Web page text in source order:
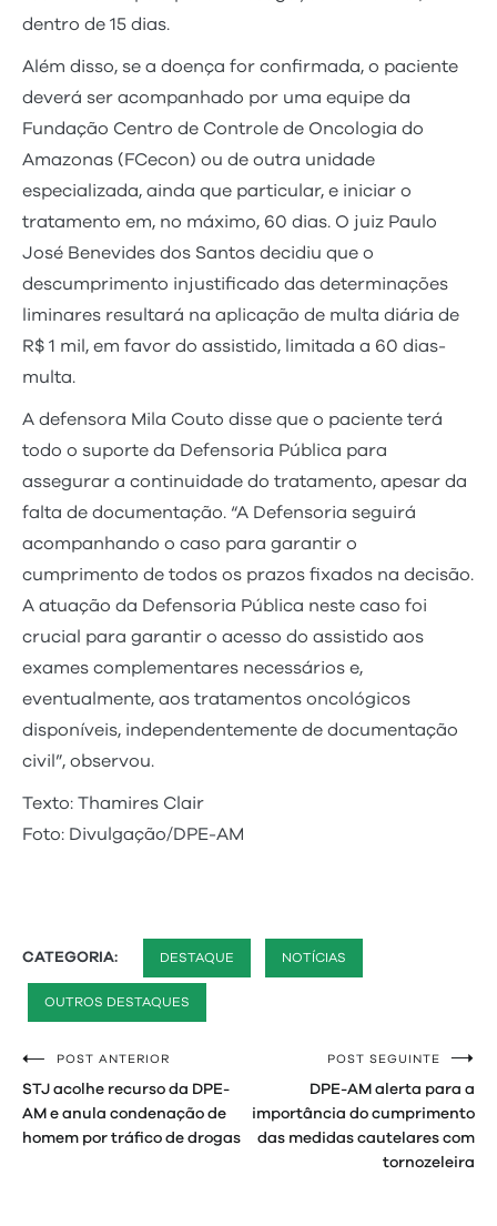
dentro de 15 dias.
Além disso, se a doença for confirmada, o paciente
deverá ser acompanhado por uma equipe da
Fundação Centro de Controle de Oncologia do
Amazonas (FCecon) ou de outra unidade
especializada, ainda que particular, e iniciar o
tratamento em, no máximo, 60 dias. O juiz Paulo
José Benevides dos Santos decidiu que o
descumprimento injustificado das determinações
liminares resultará na aplicação de multa diária de
R$ 1 mil, em favor do assistido, limitada a 60 dias-
multa.
A defensora Mila Couto disse que o paciente terá
todo o suporte da Defensoria Pública para
assegurar a continuidade do tratamento, apesar da
falta de documentação. “A Defensoria seguirá
acompanhando o caso para garantir o
cumprimento de todos os prazos fixados na decisão.
A atuação da Defensoria Pública neste caso foi
crucial para garantir o acesso do assistido aos
exames complementares necessários e,
eventualmente, aos tratamentos oncológicos
disponíveis, independentemente de documentação
civil”, observou.
Texto: Thamires Clair
Foto: Divulgação/DPE-AM
CATEGORIA: DESTAQUE NOTÍCIAS
OUTROS DESTAQUES
Navegação
de
Post
POST ANTERIOR
STJ acolhe recurso da DPE-
AM e anula condenação de
homem por tráfico de drogas
POST SEGUINTE
DPE-AM alerta para a
importância do cumprimento
das medidas cautelares com
tornozeleira